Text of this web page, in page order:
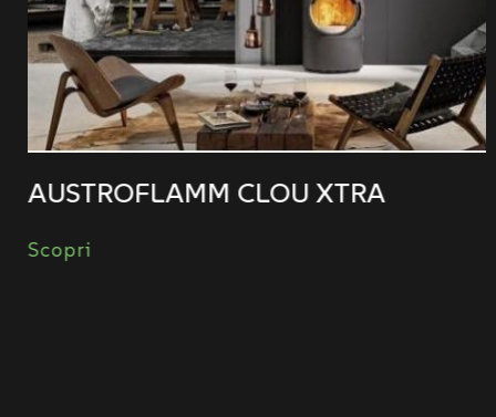
AUSTROFLAMM CLOU XTRA
Scopri